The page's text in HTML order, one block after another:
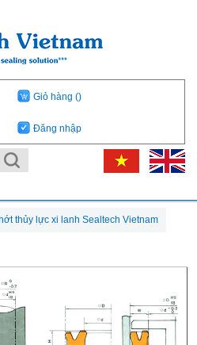
Giỏ hàng()
Đăng nhập
thủy lực xi lanh Sealtech Vietnam